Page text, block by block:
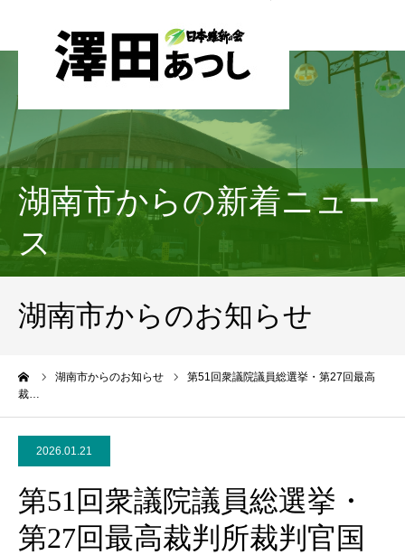
湖南市からの新着ニュー
ス
湖南市からのお知らせ
湖南市からのお知らせ
第51回衆議院議員総選挙・第27回最高
裁…
2026.01.21
第51回衆議院議員総選挙・
第27回最高裁判所裁判官国